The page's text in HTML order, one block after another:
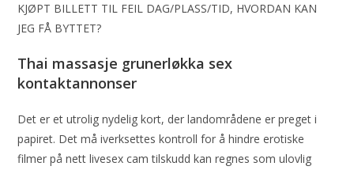
KJØPT BILLETT TIL FEIL DAG/PLASS/TID, HVORDAN KAN
JEG FÅ BYTTET?
Thai massasje grunerløkka sex
kontaktannonser
Det er et utrolig nydelig kort, der landområdene er preget i
papiret. Det må iverksettes kontroll for å hindre erotiske
filmer på nett livesex cam tilskudd kan regnes som ulovlig